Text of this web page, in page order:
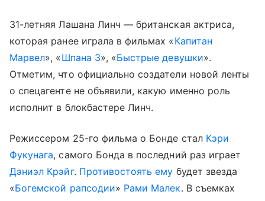
31-летняя Лашана Линч — британская актриса,
которая ранее играла в фильмах «Капитан
Марвел», «Шпана 3», «Быстрые девушки».
Отметим, что официально создатели новой ленты
о спецагенте не объявили, какую именно роль
исполнит в блокбастере Линч.
Режиссером 25-го фильма о Бонде стал Кэри
Фукунага, самого Бонда в последний раз играет
Дэниэл Крэйг. Противостоять ему будет звезда
«Богемской рапсодии» Рами Малек. В съемках